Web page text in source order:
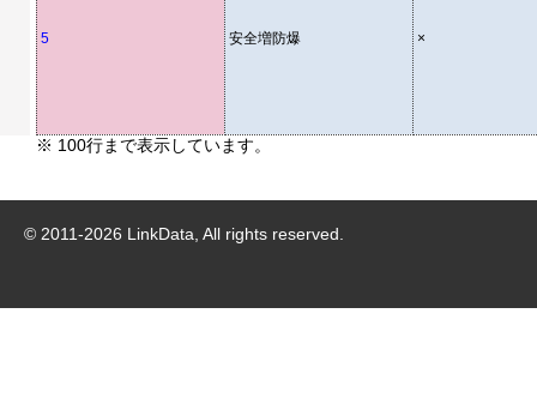
5 安全増防爆 ×
※ 100行まで表示しています。
© 2011-2026 LinkData, All rights reserved.